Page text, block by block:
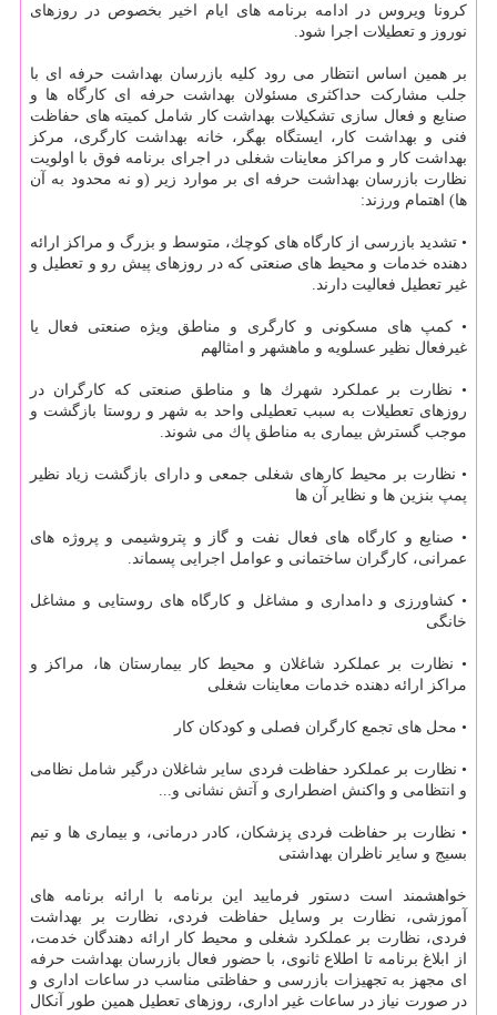
كرونا ویروس در ادامه برنامه های ایام اخیر بخصوص در روزهای
نوروز و تعطیلات اجرا شود.
بر همین اساس انتظار می رود كلیه بازرسان بهداشت حرفه ای با
جلب مشاركت حداكثری مسئولان بهداشت حرفه ای كارگاه ها و
صنایع و فعال سازی تشكیلات بهداشت كار شامل كمیته های حفاظت
فنی و بهداشت كار، ایستگاه بهگر، خانه بهداشت كارگری، مركز
بهداشت كار و مراكز معاینات شغلی در اجرای برنامه فوق با اولویت
نظارت بازرسان بهداشت حرفه ای بر موارد زیر (و نه محدود به آن
ها) اهتمام ورزند:
• تشدید بازرسی از كارگاه های كوچك، متوسط و بزرگ و مراكز ارائه
دهنده خدمات و محیط های صنعتی كه در روزهای پیش رو و تعطیل و
غیر تعطیل فعالیت دارند.
• كمپ های مسكونی و كارگری و مناطق ویژه صنعتی فعال یا
غیرفعال نظیر عسلویه و ماهشهر و امثالهم
• نظارت بر عملكرد شهرك ها و مناطق صنعتی كه كارگران در
روزهای تعطیلات به سبب تعطیلی واحد به شهر و روستا بازگشت و
موجب گسترش بیماری به مناطق پاك می شوند.
• نظارت بر محیط كارهای شغلی جمعی و دارای بازگشت زیاد نظیر
پمپ بنزین ها و نظایر آن ها
• صنایع و كارگاه های فعال نفت و گاز و پتروشیمی و پروژه های
عمرانی، كارگران ساختمانی و عوامل اجرایی پسماند.
• كشاورزی و دامداری و مشاغل و كارگاه های روستایی و مشاغل
خانگی
• نظارت بر عملكرد شاغلان و محیط كار بیمارستان ها، مراكز و
مراكز ارائه دهنده خدمات معاینات شغلی
• محل های تجمع كارگران فصلی و كودكان كار
• نظارت بر عملكرد حفاظت فردی سایر شاغلان درگیر شامل نظامی
و انتظامی و واكنش اضطراری و آتش نشانی و...
• نظارت بر حفاظت فردی پزشكان، كادر درمانی، و بیماری ها و تیم
بسیج و سایر ناظران بهداشتی
خواهشمند است دستور فرمایید این برنامه با ارائه برنامه های
آموزشی، نظارت بر وسایل حفاظت فردی، نظارت بر بهداشت
فردی، نظارت بر عملكرد شغلی و محیط كار ارائه دهندگان خدمت،
از ابلاغ برنامه تا اطلاع ثانوی، با حضور فعال بازرسان بهداشت حرفه
ای مجهز به تجهیزات بازرسی و حفاظتی مناسب در ساعات اداری و
در صورت نیاز در ساعات غیر اداری، روزهای تعطیل همین طور آنكال